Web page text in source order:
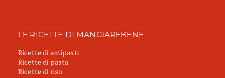
LE RICETTE DI MANGIAREBENE
Ricette di antipasti
Ricette di pasta
Ricette di riso